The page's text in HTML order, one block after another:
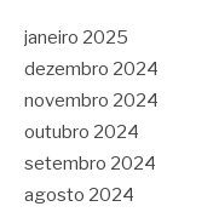
janeiro 2025
dezembro 2024
novembro 2024
outubro 2024
setembro 2024
agosto 2024